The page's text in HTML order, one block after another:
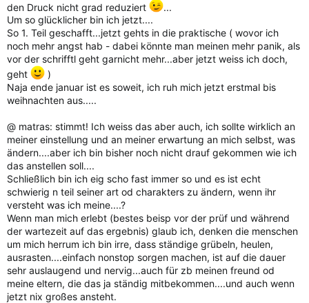
den Druck nicht grad reduziert
...
Um so glücklicher bin ich jetzt....
So 1. Teil geschafft...jetzt gehts in die praktische ( wovor ich
noch mehr angst hab - dabei könnte man meinen mehr panik, als
vor der schrifftl geht garnicht mehr...aber jetzt weiss ich doch,
geht
)
Naja ende januar ist es soweit, ich ruh mich jetzt erstmal bis
weihnachten aus.....
@ matras: stimmt! Ich weiss das aber auch, ich sollte wirklich an
meiner einstellung und an meiner erwartung an mich selbst, was
ändern....aber ich bin bisher noch nicht drauf gekommen wie ich
das anstellen soll....
Schließlich bin ich eig scho fast immer so und es ist echt
schwierig n teil seiner art od charakters zu ändern, wenn ihr
versteht was ich meine....?
Wenn man mich erlebt (bestes beisp vor der prüf und während
der wartezeit auf das ergebnis) glaub ich, denken die menschen
um mich herrum ich bin irre, dass ständige grübeln, heulen,
ausrasten....einfach nonstop sorgen machen, ist auf die dauer
sehr auslaugend und nervig...auch für zb meinen freund od
meine eltern, die das ja ständig mitbekommen....und auch wenn
jetzt nix großes ansteht.